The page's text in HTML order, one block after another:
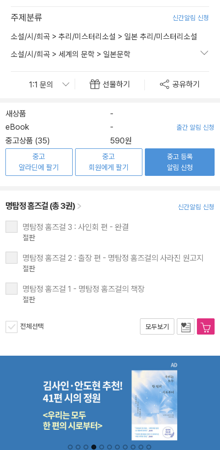
주제분류 신간알림 신청
소설/시/희곡 > 추리/미스터리소설 > 일본 추리/미스터리소설
소설/시/희곡 > 세계의 문학 > 일본문학
선물하기 공유하기
새상품
-
eBook
- 출간 알림 신청
중고상품 (35) 590원
중고
알라딘에 팔기
중고
회원에게 팔기
중고 등록
알림 신청
명탐정 홈즈걸 (총 3권) 신간알림 신청
명탐정 홈즈걸 3 : 사인회 편 - 완결
절판
명탐정 홈즈걸 2 : 출장 편 - 명탐정 홈즈걸의 사라진 원고지
절판
명탐정 홈즈걸 1 - 명탐정 홈즈걸의 책장
절판
전체선택 모두보기